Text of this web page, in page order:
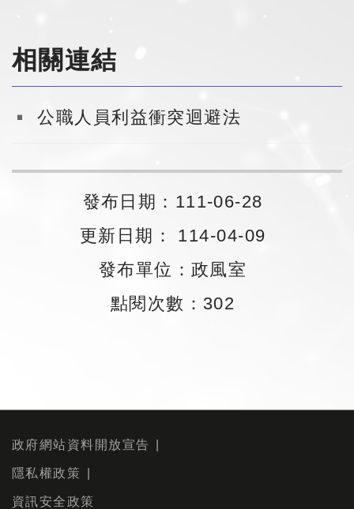
相關連結
公職人員利益衝突迴避法
發布日期：111-06-28
更新日期： 114-04-09
發布單位：政風室
點閱次數：302
政府網站資料開放宣告
隱私權政策
資訊安全政策